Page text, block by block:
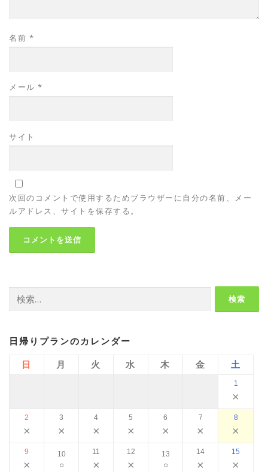
名前 *
メール *
サイト
次回のコメントで使用するためブラウザーに自分の名前、メー
ルアドレス、サイトを保存する。
索:
日帰りプランのカレンダー
日 月 火 水 木 金 土
1
×
2
×
3
×
4
×
5
×
6
×
7
×
8
×
9
×
10
○
11
×
12
×
13
○
14
×
15
×